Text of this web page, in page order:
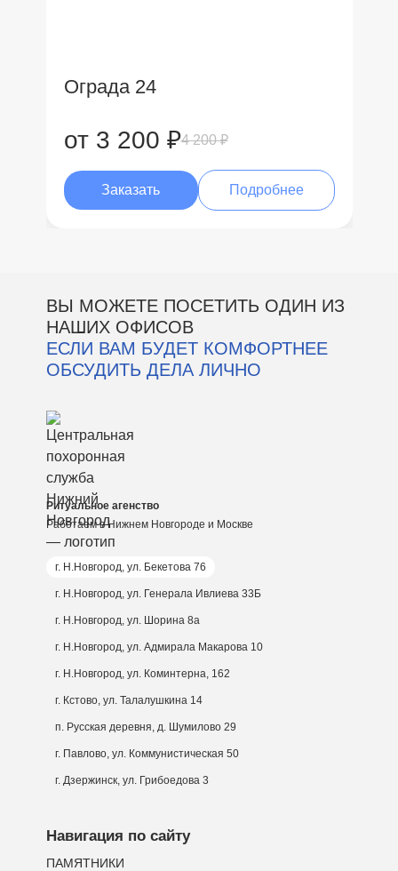
Ограда 24
от 3 200 ₽4 200 ₽
Заказать Подробнее
ВЫ МОЖЕТЕ ПОСЕТИТЬ ОДИН ИЗ
НАШИХ ОФИСОВ
ЕСЛИ ВАМ БУДЕТ КОМФОРТНЕЕ
ОБСУДИТЬ ДЕЛА ЛИЧНО
Ритуальное агенство
Работаем в Нижнем Новгороде и Москве
г. Н.Новгород, ул. Бекетова 76
г. Н.Новгород, ул. Генерала Ивлиева 33Б
г. Н.Новгород, ул. Шорина 8а
г. Н.Новгород, ул. Адмирала Макарова 10
г. Н.Новгород, ул. Коминтерна, 162
г. Кстово, ул. Талалушкина 14
п. Русская деревня, д. Шумилово 29
г. Павлово, ул. Коммунистическая 50
г. Дзержинск, ул. Грибоедова 3
Навигация по сайту
ПАМЯТНИКИ